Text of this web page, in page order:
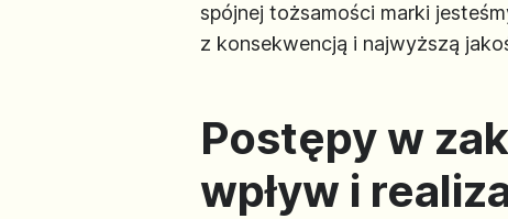
spójnej tożsamości marki
z konsekwencją i najwyższą
Postępy w
wpływ i